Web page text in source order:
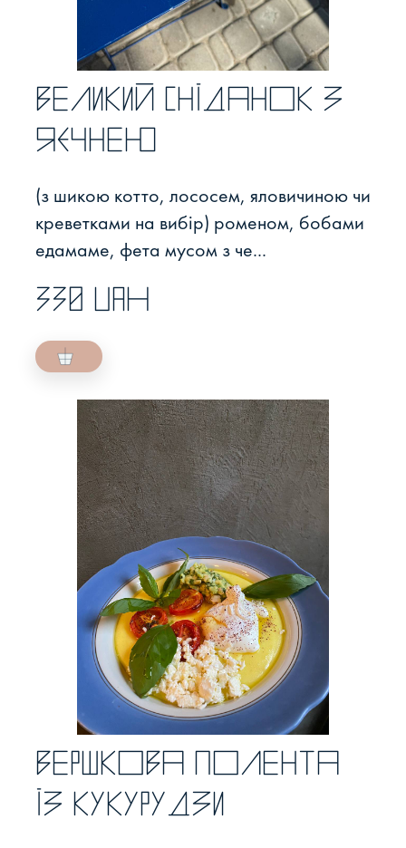
Великий сніданок з
яєчнею
(з шикою котто, лососем, яловичиною чи
креветками на вибір) роменом, бобами
едамаме, фета мусом з че...
330 UAH
Вершкова полента
із кукурудзи